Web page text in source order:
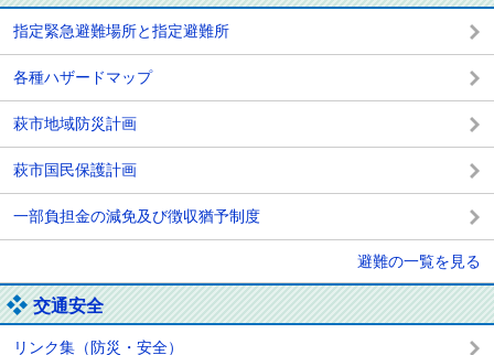
指定緊急避難場所と指定避難所
各種ハザードマップ
萩市地域防災計画
萩市国民保護計画
一部負担金の減免及び徴収猶予制度
避難の一覧を見る
交通安全
リンク集（防災・安全）